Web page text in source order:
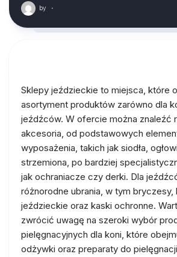
by ·
Sklepy jeździeckie to miejsca, które
asortyment produktów zarówno dla
jeźdźców. W ofercie można znaleźć
akcesoria, od podstawowych
wyposażenia, takich jak siodła,
strzemiona, po bardziej
jak ochraniacze czy derki. Dla
różnorodne ubrania, w tym bryczesy,
jeździeckie oraz kaski ochronne.
zwrócić uwagę na szeroki wybór
pielęgnacyjnych dla koni, które
odżywki oraz preparaty do